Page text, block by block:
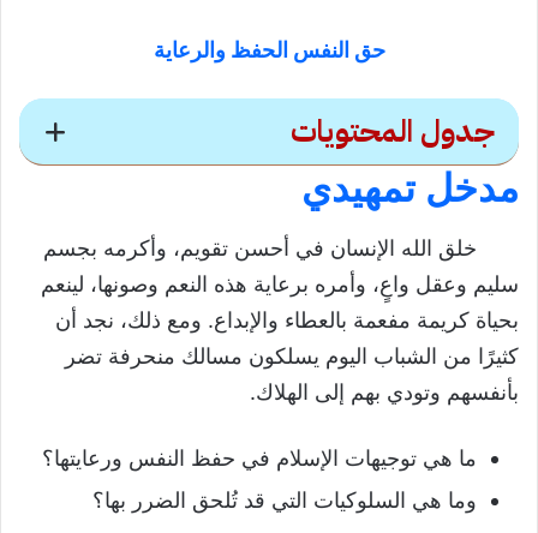
حق النفس الحفظ والرعاية
جدول المحتويات
حق النفس الحفظ والرعاية
مدخل تمهيدي
النصوص المؤطرة للدرس
توثيق النصوص والتعريف بها
التعريف بسورة المائدة
شرح المفردات ومدلولات النصوص
شرح المفردات
مدخل تمهيدي
خلق الله الإنسان في أحسن تقويم، وأكرمه بجسم
سليم وعقل واعٍ، وأمره برعاية هذه النعم وصونها، لينعم
بحياة كريمة مفعمة بالعطاء والإبداع. ومع ذلك، نجد أن
كثيرًا من الشباب اليوم يسلكون مسالك منحرفة تضر
بأنفسهم وتودي بهم إلى الهلاك.
ما هي توجيهات الإسلام في حفظ النفس ورعايتها؟
وما هي السلوكيات التي قد تُلحق الضرر بها؟